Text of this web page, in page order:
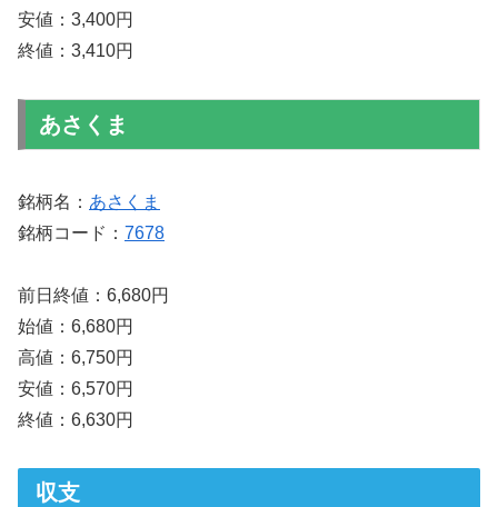
安値：3,400円
終値：3,410円
あさくま
銘柄名： あさくま
銘柄コード： 7678
前日終値：6,680円
始値：6,680円
高値：6,750円
安値：6,570円
終値：6,630円
収支